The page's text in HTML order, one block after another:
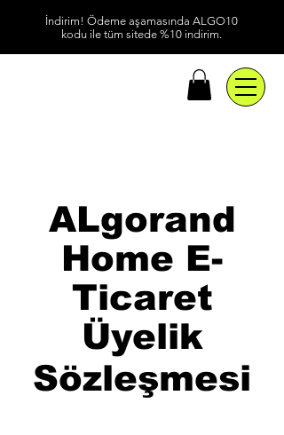
İndirim! Ödeme aşamasında ALGO10
kodu ile tüm sitede %10 indirim.
ALgorand
Home E-
Ticaret
Üyelik
Sözleşmesi